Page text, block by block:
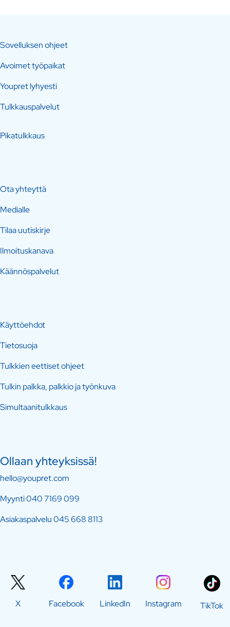
Sovelluksen ohjeet
Avoimet työpaikat
Youpret lyhyesti
Tulkkauspalvelut
Pikatulkkaus
Ota yhteyttä
Medialle
Tilaa uutiskirje
Ilmoituskanava
Käännöspalvelut
Käyttöehdot
Tietosuoja
Tulkkien eettiset ohjeet
Tulkin palkka, palkkio ja työnkuva
Simultaanitulkkaus
Ollaan yhteyksissä!
hello@youpret.com
Myynti040 7169 099
Asiakaspalvelu045 668 8113
X Facebook LinkedIn Instagram TikTok